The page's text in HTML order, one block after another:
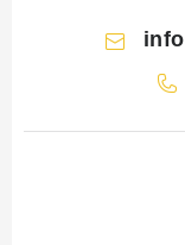
info